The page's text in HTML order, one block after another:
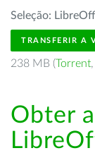
Seleção:
TRANSFERIR A
238 MB (Torrent,
Obter